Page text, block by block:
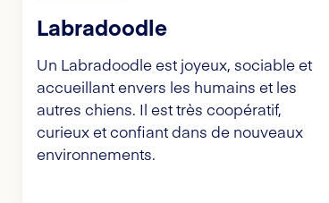
Labradoodle
Un Labradoodle est joyeux, sociable et
accueillant envers les humains et les
autres chiens. Il est très coopératif,
curieux et confiant dans de nouveaux
environnements.